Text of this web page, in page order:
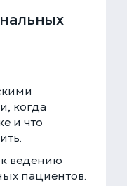
когда
и что
ведению
пациентов.
вам в течение